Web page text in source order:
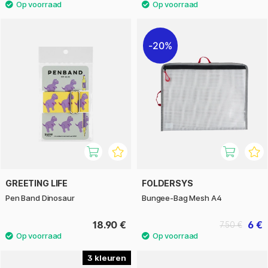
GREETING LIFE
Pen Band Dinosaur
18.90 €
20%
FOLDERSYS
Bungee-Bag Mesh A4
6 €
7.50 €
3